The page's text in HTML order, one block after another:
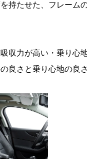
持たせた、フレーム
収力が高い・乗り心
良さと乗り心地の良